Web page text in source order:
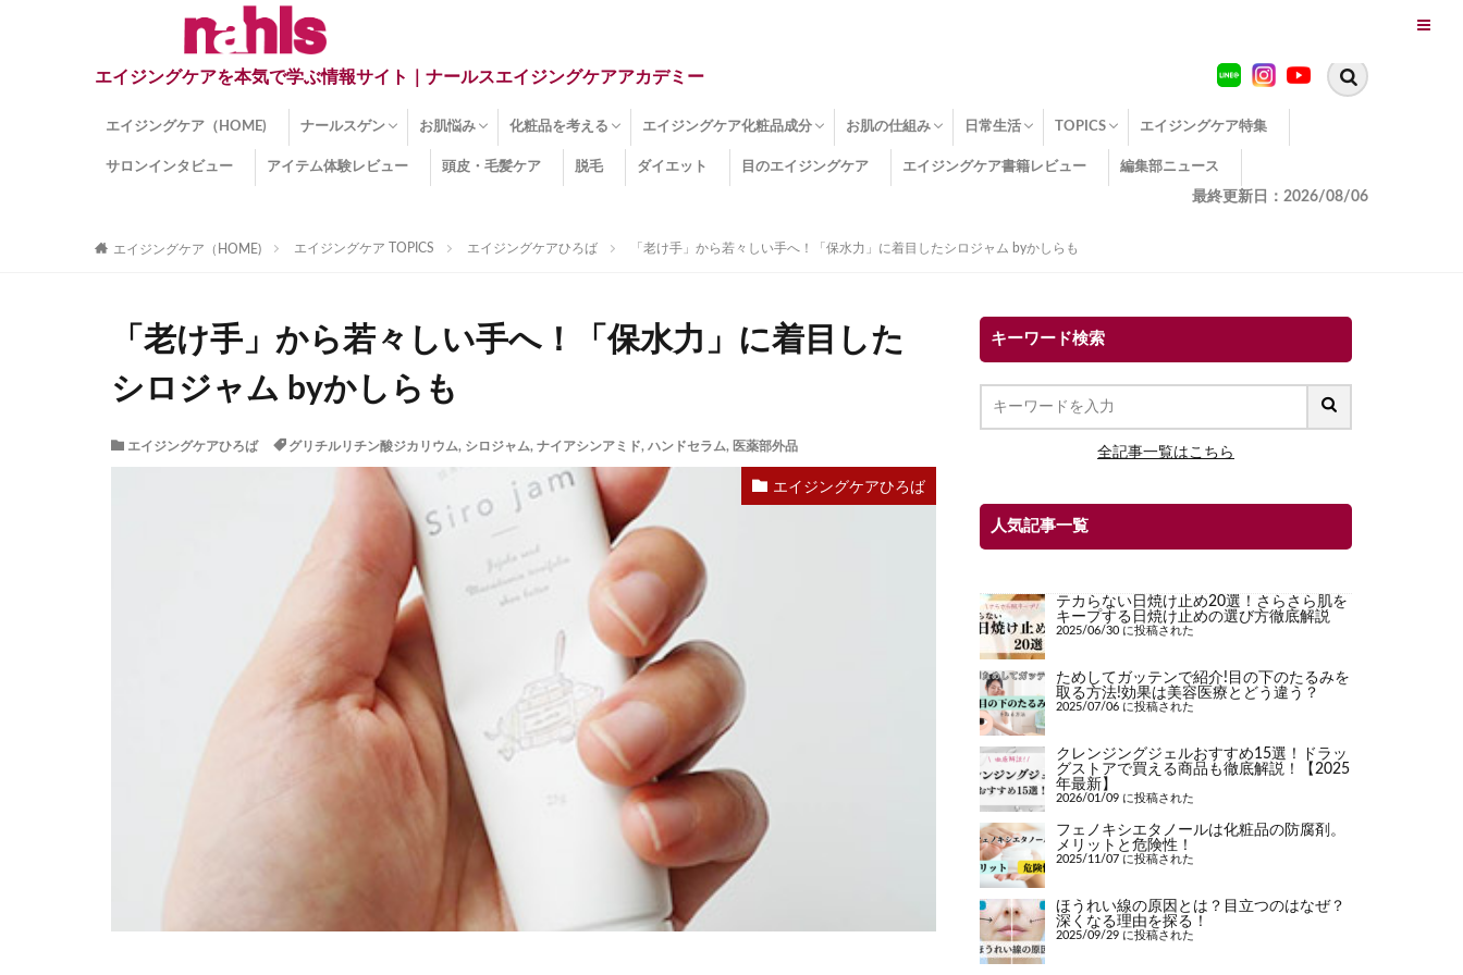
エイジングケアを本気で学ぶ情報サイト｜ナールスエイジングケアアカデミー
エイジングケア（HOME) ナールスゲン
ナールスゲンとは？
ナールスゲン関連成分
お肌悩み
インナードライ肌
くすみ
目の下のクマ
しみ
しわ
顔・頭皮のたるみ
ほうれい線
毛穴
手荒れ
乾燥肌
敏感肌
紫外線ダメージ
薄毛
その他のお肌悩み
化粧品を考える
エイジングケア化粧品
化粧水
美容液
保湿クリーム
酵素洗顔
ハンドクリーム
フェイスマスク
ほうれい線化粧品
コラーゲン化粧品
メイク化粧品
洗顔・クレンジング
オールインワン化粧品
その他の化粧品
エイジングケア化粧品成分
エイジングケア化粧品(成分)
セラミド
ネオダーミル
プロテオグリカン
ビタミンC誘導体
コラーゲン
その他の化粧品成分
お肌の仕組み
エイジング
ターンオーバー
皮下組織
表皮
真皮
表皮常在菌
女性ホルモン
その他
日常生活
糖化
便秘
TOPICS
エイジングケア TOPICS
コラーゲンサプリの効果
エイジングケアクイズ
季節別のエイジングケア
幸福とエイジングケア
温活でアンチエイジング
イオン導入
エイジングケア3つのポイント
エイジングケアセミナー
エイジングケアトピックス
動画でみるエイジングケア
エイジングケア特集
サロンインタビュー アイテム体験レビュー 頭皮・毛髪ケア 脱毛 ダイエット 目のエイジングケア エイジングケア書籍レビュー 編集部ニュース
最終更新日：2026/08/06
エイジングケア（HOME) エイジングケア TOPICS エイジングケアひろば 「老け手」から若々しい手へ！「保水力」に着目したシロジャム byかしらも
「老け手」から若々しい手へ！「保水力」に着目した
シロジャム byかしらも
エイジングケアひろば グリチルリチン酸ジカリウム, シロジャム, ナイアシンアミド, ハンドセラム, 医薬部外品
エイジングケアひろば
キーワード検索
全記事一覧はこちら
人気記事一覧
テカらない日焼け止め20選！さらさら肌を
キープする日焼け止めの選び方徹底解説
2025/06/30 に投稿された
ためしてガッテンで紹介!目の下のたるみを
取る方法!効果は美容医療とどう違う？
2025/07/06 に投稿された
クレンジングジェルおすすめ15選！ドラッ
グストアで買える商品も徹底解説！【2025
年最新】
2026/01/09 に投稿された
フェノキシエタノールは化粧品の防腐剤。
メリットと危険性！
2025/11/07 に投稿された
ほうれい線の原因とは？目立つのはなぜ？
深くなる理由を探る！
2025/09/29 に投稿された